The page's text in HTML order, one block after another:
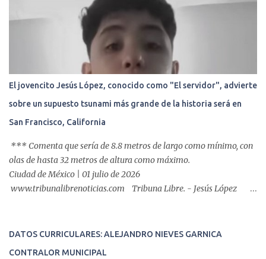
retrógrada endoscópica (CPRE), con equipo de alta tecnología de
videoendoscopia gástrica y con especialistas certificados. Además
se cuenta con endoscopios de última tecnología que permiten
diagnósticos con mayor certeza y sin dolor para el paciente, a
través de la atención de un equipo de profesionales
multidisciplinario: tres endoscopistas, anestesiólogo y personal
auxiliar y de enfermería. En esta semana, se realizó un nuevo caso
de éxito, pues a través de la colocación de un stent metálico
esofágico, una derechohabiente con un tumor en el ...
El jovencito Jesús López, conocido como "El servidor", advierte
sobre un supuesto tsunami más grande de la historia será en
San Francisco, California
*** Comenta que sería de 8.8 metros de largo como mínimo, con
olas de hasta 32 metros de altura como máximo.
Ciudad de México | 01 julio de 2026
www.tribunalibrenoticias.com Tribuna Libre. - Jesús López
terremotos gemelos que azotaron a Venezuela que suma
DATOS CURRICULARES: ALEJANDRO NIEVES GARNICA
CONTRALOR MUNICIPAL